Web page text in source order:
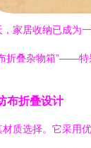
家居收纳已成为
折叠杂物箱”——
布折叠设计
质选择。它采用